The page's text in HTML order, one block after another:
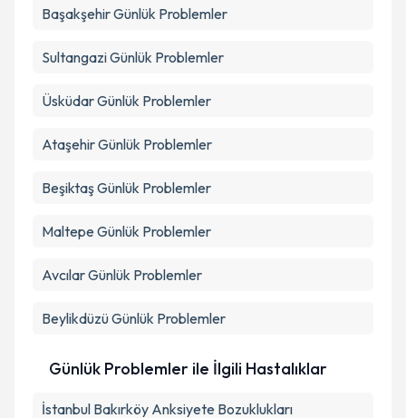
BaşakşehirGünlük Problemler
SultangaziGünlük Problemler
ÜsküdarGünlük Problemler
AtaşehirGünlük Problemler
BeşiktaşGünlük Problemler
Maltepe Günlük Problemler
AvcılarGünlük Problemler
BeylikdüzüGünlük Problemler
Günlük Problemler ile İlgili Hastalıklar
İstanbul Bakırköy Anksiyete Bozuklukları